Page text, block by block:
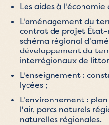
Les aides à
L'aménagement du
contrat de projet État-
schéma régional
développement du
interrégionaux de
L'enseignement :
lycées ;
L'environnement :
l'air, parcs naturels
naturelles régionales.